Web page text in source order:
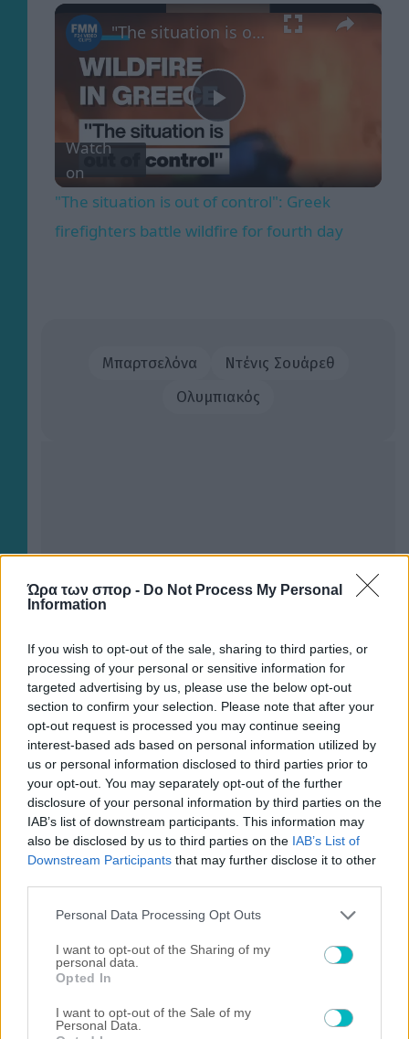
Ώρα των σπορ - Do Not Process My Personal
Information
If you wish to opt-out of the sale, sharing to third parties, or
processing of your personal or sensitive information for
targeted advertising by us, please use the below opt-out
section to confirm your selection. Please note that after your
opt-out request is processed you may continue seeing
interest-based ads based on personal information utilized by
us or personal information disclosed to third parties prior to
your opt-out. You may separately opt-out of the further
disclosure of your personal information by third parties on the
IAB’s list of downstream participants. This information may
also be disclosed by us to third parties on the IAB’s List of
Downstream Participants that may further disclose it to other
Please note that this website/app uses one or more Google
not limited to your visit or usage behaviour. You may click to
grant or deny consent to Google and its third-party tags to
use your data for below specified purposes in below Google
consent section.
Personal Data Processing Opt Outs
I want to opt-out of the Sharing of my
personal data.
Opted In
I want to opt-out of the Sale of my
Personal Data.
×
Play
Video
"The situation is out of control": Greek firefighters battle wildfire for fourth day
Watch
on
"The situation is out of control": Greek
firefighters battle wildfire for fourth day
Μπαρτσελόνα
Ντένις Σουάρεθ
Ολυμπιακός
ΠΕΡΙΣΣΟΤΕΡΑ ΑΡΘΡΑ